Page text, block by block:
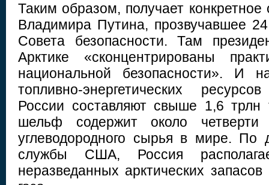
Таким образом, получает
Владимира Путина, прозвучавшее
Совета безопасности. Там
Арктике «сконцентрированы
национальной безопасности». И
топливно-энергетических
России составляют свыше 1,6 трлн
шельф содержит около
углеводородного сырья в мире. По
службы США, Россия
неразведанных арктических